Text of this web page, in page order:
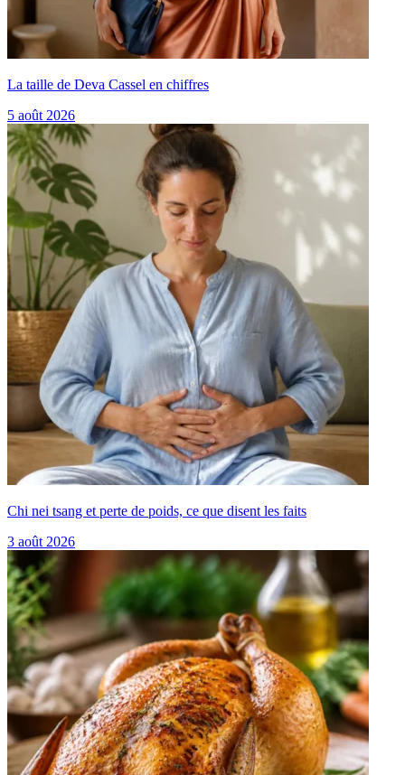
La taille de Deva Cassel en chiffres
5 août 2026
Chi nei tsang et perte de poids, ce que disent les faits
3 août 2026